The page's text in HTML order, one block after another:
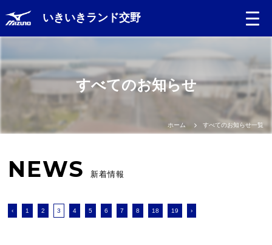
いきいきランド交野
すべてのお知らせ
ホーム すべてのお知らせ一覧
NEWS 新着情報
‹ 1 2 3 4 5 6 7 8 18 19 ›